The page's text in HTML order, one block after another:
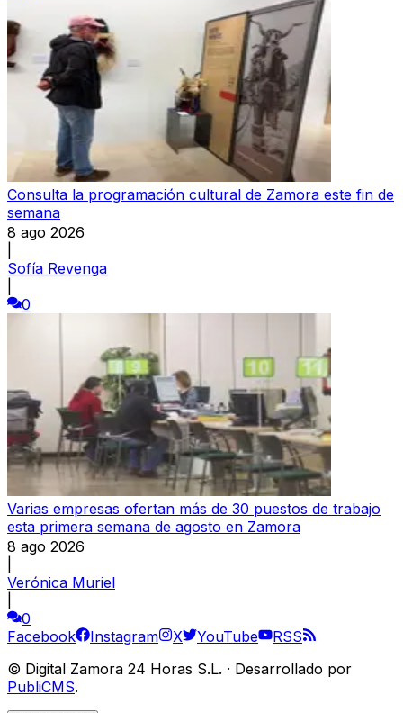
Consulta la programación cultural de Zamora este fin de
semana
8 ago 2026
Sofía Revenga
0
Varias empresas ofertan más de 30 puestos de trabajo
esta primera semana de agosto en Zamora
8 ago 2026
Verónica Muriel
0
Facebook
Instagram X YouTube
RSS
© Digital Zamora 24 Horas S.L. · Desarrollado por
PubliCMS.